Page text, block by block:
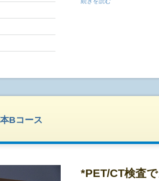
Bコース
*PET/CT検査